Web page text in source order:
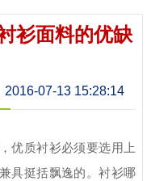
衫面料的优缺
2016-07-13 15:28:14
优质衬衫必须要选用上
具挺括飘逸的。衬衫哪